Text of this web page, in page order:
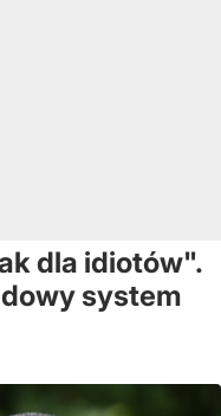
dla idiotów".
system